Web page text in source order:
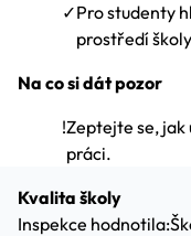
✓Pro studenty
prostředí
Na co si dát pozor
!Zeptejte se,
práci.
Kvalita školy
Inspekce hodnotila: